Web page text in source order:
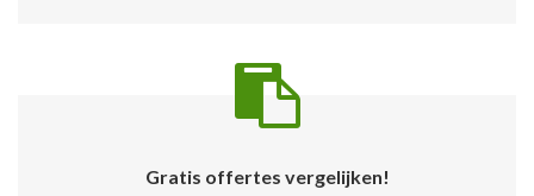
Gratis offertes vergelijken!